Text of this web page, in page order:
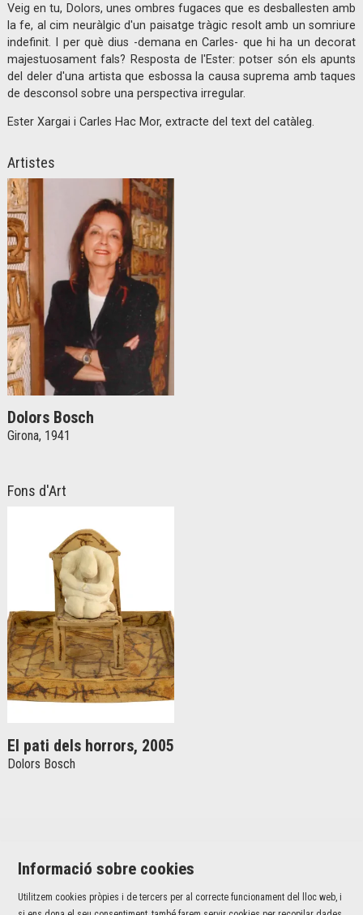
Veig en tu, Dolors, unes ombres fugaces que es desballesten amb
la fe, al cim neuràlgic d'un paisatge tràgic resolt amb un somriure
indefinit. I per què dius -demana en Carles- que hi ha un decorat
majestuosament fals? Resposta de l'Ester: potser són els apunts
del deler d'una artista que esbossa la causa suprema amb taques
de desconsol sobre una perspectiva irregular.
Ester Xargai i Carles Hac Mor, extracte del text del catàleg.
Artistes
Dolors Bosch
Girona, 1941
Fons d'Art
El pati dels horrors, 2005
Dolors Bosch
Informació sobre cookies
Utilitzem cookies pròpies i de tercers per al correcte funcionament del lloc web, i